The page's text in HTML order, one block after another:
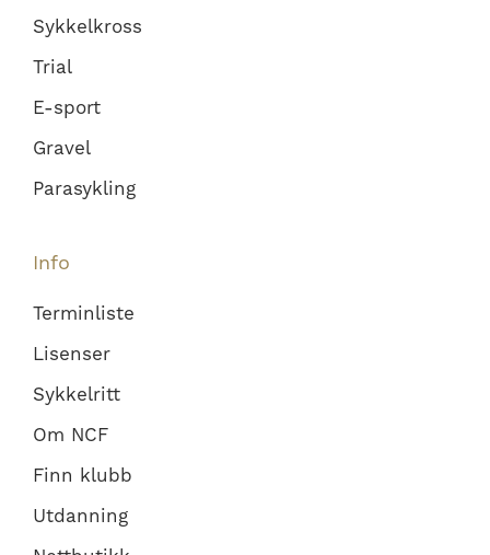
Sykkelkross
Trial
E-sport
Gravel
Parasykling
Info
Terminliste
Lisenser
Sykkelritt
Om NCF
Finn klubb
Utdanning